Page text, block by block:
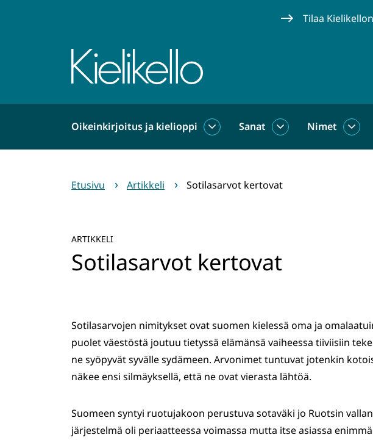
Tilaa
Etusivu
Oikeinkirjoitus ja kielioppi
Oikeinkirjoitus
Sanat
Sanat
Nimet
Etusivu
Artikkeli Sotilasarvot kertovat
ARTIKKELI
Sotilasarvot kertovat
Sotilasarvojen nimitykset ovat suomen kielessä oma ja
puolet väestöstä joutuu tietyssä elämänsä vaiheessa tiiviisiin
ne syöpyvät syvälle sydämeen. Arvonimet tuntuvat jotenkin
näkee ensi silmäyksellä, että ne ovat vierasta lähtöä.
Suomeen syntyi ruotujakoon perustuva sotaväki jo Ruotsin
järjestelmä oli periaatteessa voimassa mutta itse asiassa